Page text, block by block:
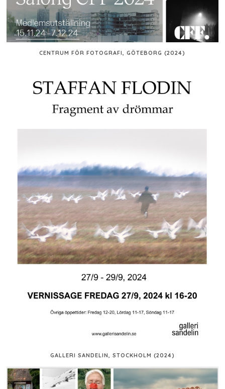
CENTRUM FÖR FOTOGRAFI, GÖTEBORG (2024)
GALLERI SANDELIN, STOCKHOLM (2024)